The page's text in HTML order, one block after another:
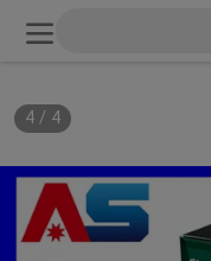
4
/
4